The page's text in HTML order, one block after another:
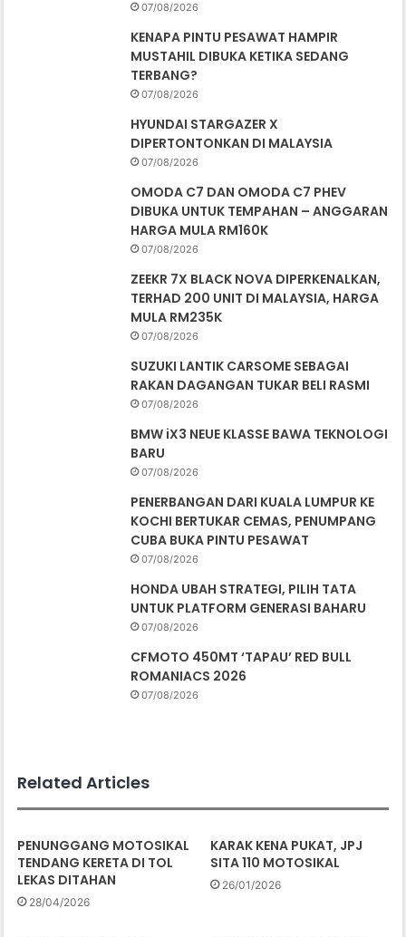
07/08/2026
KENAPA PINTU PESAWAT HAMPIR
MUSTAHIL DIBUKA KETIKA SEDANG
TERBANG?
07/08/2026
HYUNDAI STARGAZER X
DIPERTONTONKAN DI MALAYSIA
07/08/2026
OMODA C7 DAN OMODA C7 PHEV
DIBUKA UNTUK TEMPAHAN – ANGGARAN
HARGA MULA RM160K
07/08/2026
ZEEKR 7X BLACK NOVA DIPERKENALKAN,
TERHAD 200 UNIT DI MALAYSIA, HARGA
MULA RM235K
07/08/2026
SUZUKI LANTIK CARSOME SEBAGAI
RAKAN DAGANGAN TUKAR BELI RASMI
07/08/2026
BMW iX3 NEUE KLASSE BAWA TEKNOLOGI
BARU
07/08/2026
PENERBANGAN DARI KUALA LUMPUR KE
KOCHI BERTUKAR CEMAS, PENUMPANG
CUBA BUKA PINTU PESAWAT
07/08/2026
HONDA UBAH STRATEGI, PILIH TATA
UNTUK PLATFORM GENERASI BAHARU
07/08/2026
CFMOTO 450MT ‘TAPAU’ RED BULL
ROMANIACS 2026
07/08/2026
Related Articles
PENUNGGANG MOTOSIKAL
TENDANG KERETA DI TOL
LEKAS DITAHAN
28/04/2026
KARAK KENA PUKAT, JPJ
SITA 110 MOTOSIKAL
26/01/2026